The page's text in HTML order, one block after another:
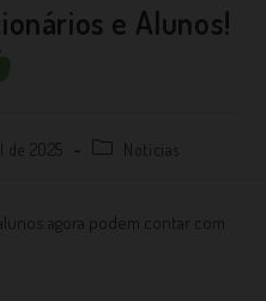
e Alunos!
de 2025 Notícias
agora podem contar com